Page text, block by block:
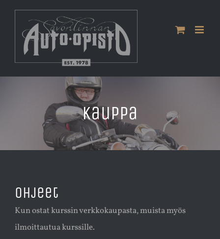
Skip
content
Kauppa
Ohjeet
Kun ostat kurssin verkkokaupasta, muista myös
ilmoittautua kurssille.